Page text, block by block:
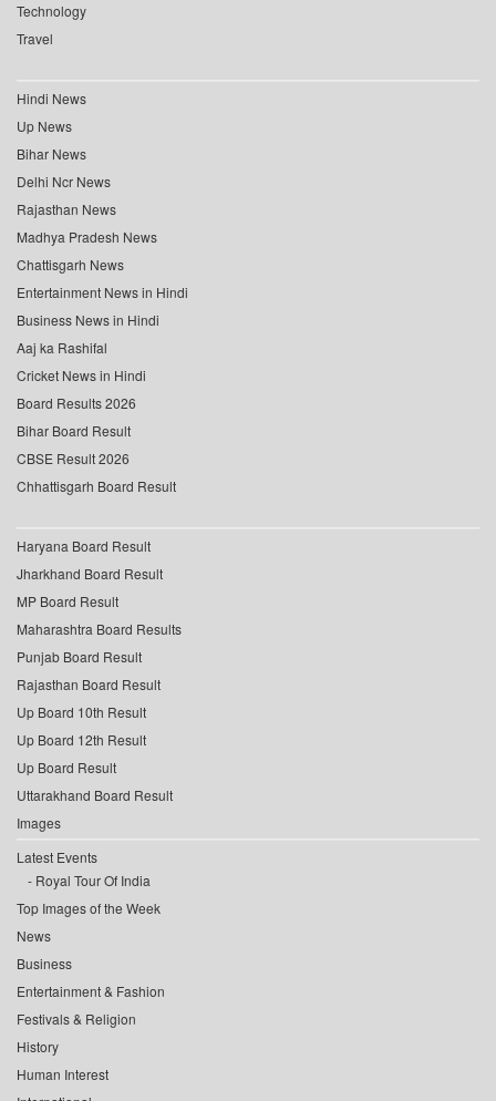
Technology
Travel
Hindi News
Up News
Bihar News
Delhi Ncr News
Rajasthan News
Madhya Pradesh News
Chattisgarh News
Entertainment News in Hindi
Business News in Hindi
Aaj ka Rashifal
Cricket News in Hindi
Board Results 2026
Bihar Board Result
CBSE Result 2026
Chhattisgarh Board Result
Haryana Board Result
Jharkhand Board Result
MP Board Result
Maharashtra Board Results
Punjab Board Result
Rajasthan Board Result
Up Board 10th Result
Up Board 12th Result
Up Board Result
Uttarakhand Board Result
Images
Latest Events
Royal Tour Of India
Top Images of the Week
News
Business
Entertainment & Fashion
Festivals & Religion
History
Human Interest